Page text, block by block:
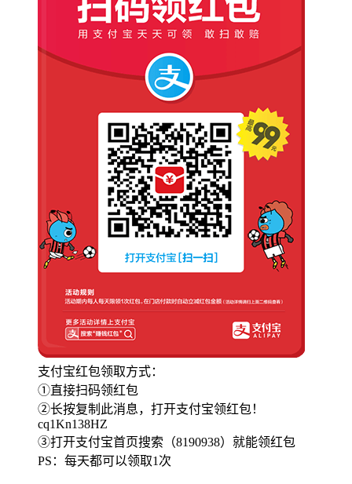
支付宝红包领取方式：
①直接扫码领红包
②长按复制此消息，打开支付宝领红包！
cq1Kn138HZ
③打开支付宝首页搜索（8190938）就能领红包
PS：每天都可以领取1次